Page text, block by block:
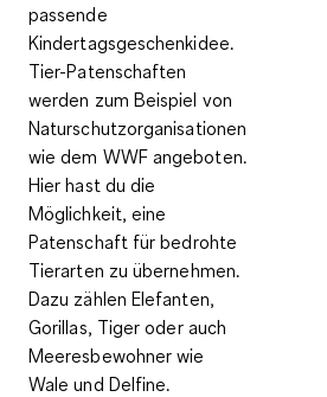
passende
Kindertagsgeschenkidee.
Tier-Patenschaften
werden zum Beispiel von
Naturschutzorganisationen
wie dem WWF angeboten.
Hier hast du die
Möglichkeit, eine
Patenschaft für bedrohte
Tierarten zu übernehmen.
Dazu zählen Elefanten,
Gorillas, Tiger oder auch
Meeresbewohner wie
Wale und Delfine.